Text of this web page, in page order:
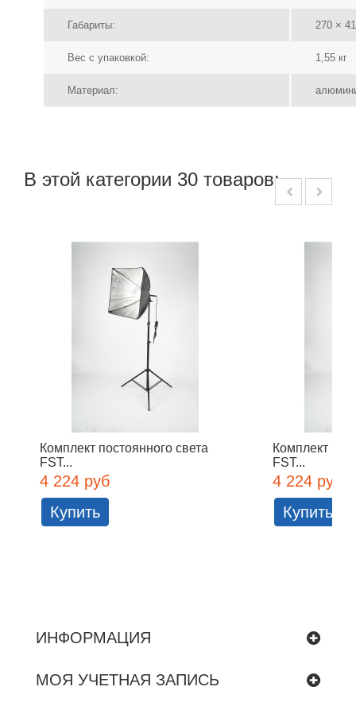
Габариты: 270 ×
Вес с упаковкой: 1,55 кг
Материал:
В этой категории 30 товаров:
Комплект постоянного света
FST...
4 224 руб
Купить
Комплект
FST...
4 224 руб
Купить
ИНФОРМАЦИЯ
МОЯ УЧЕТНАЯ ЗАПИСЬ